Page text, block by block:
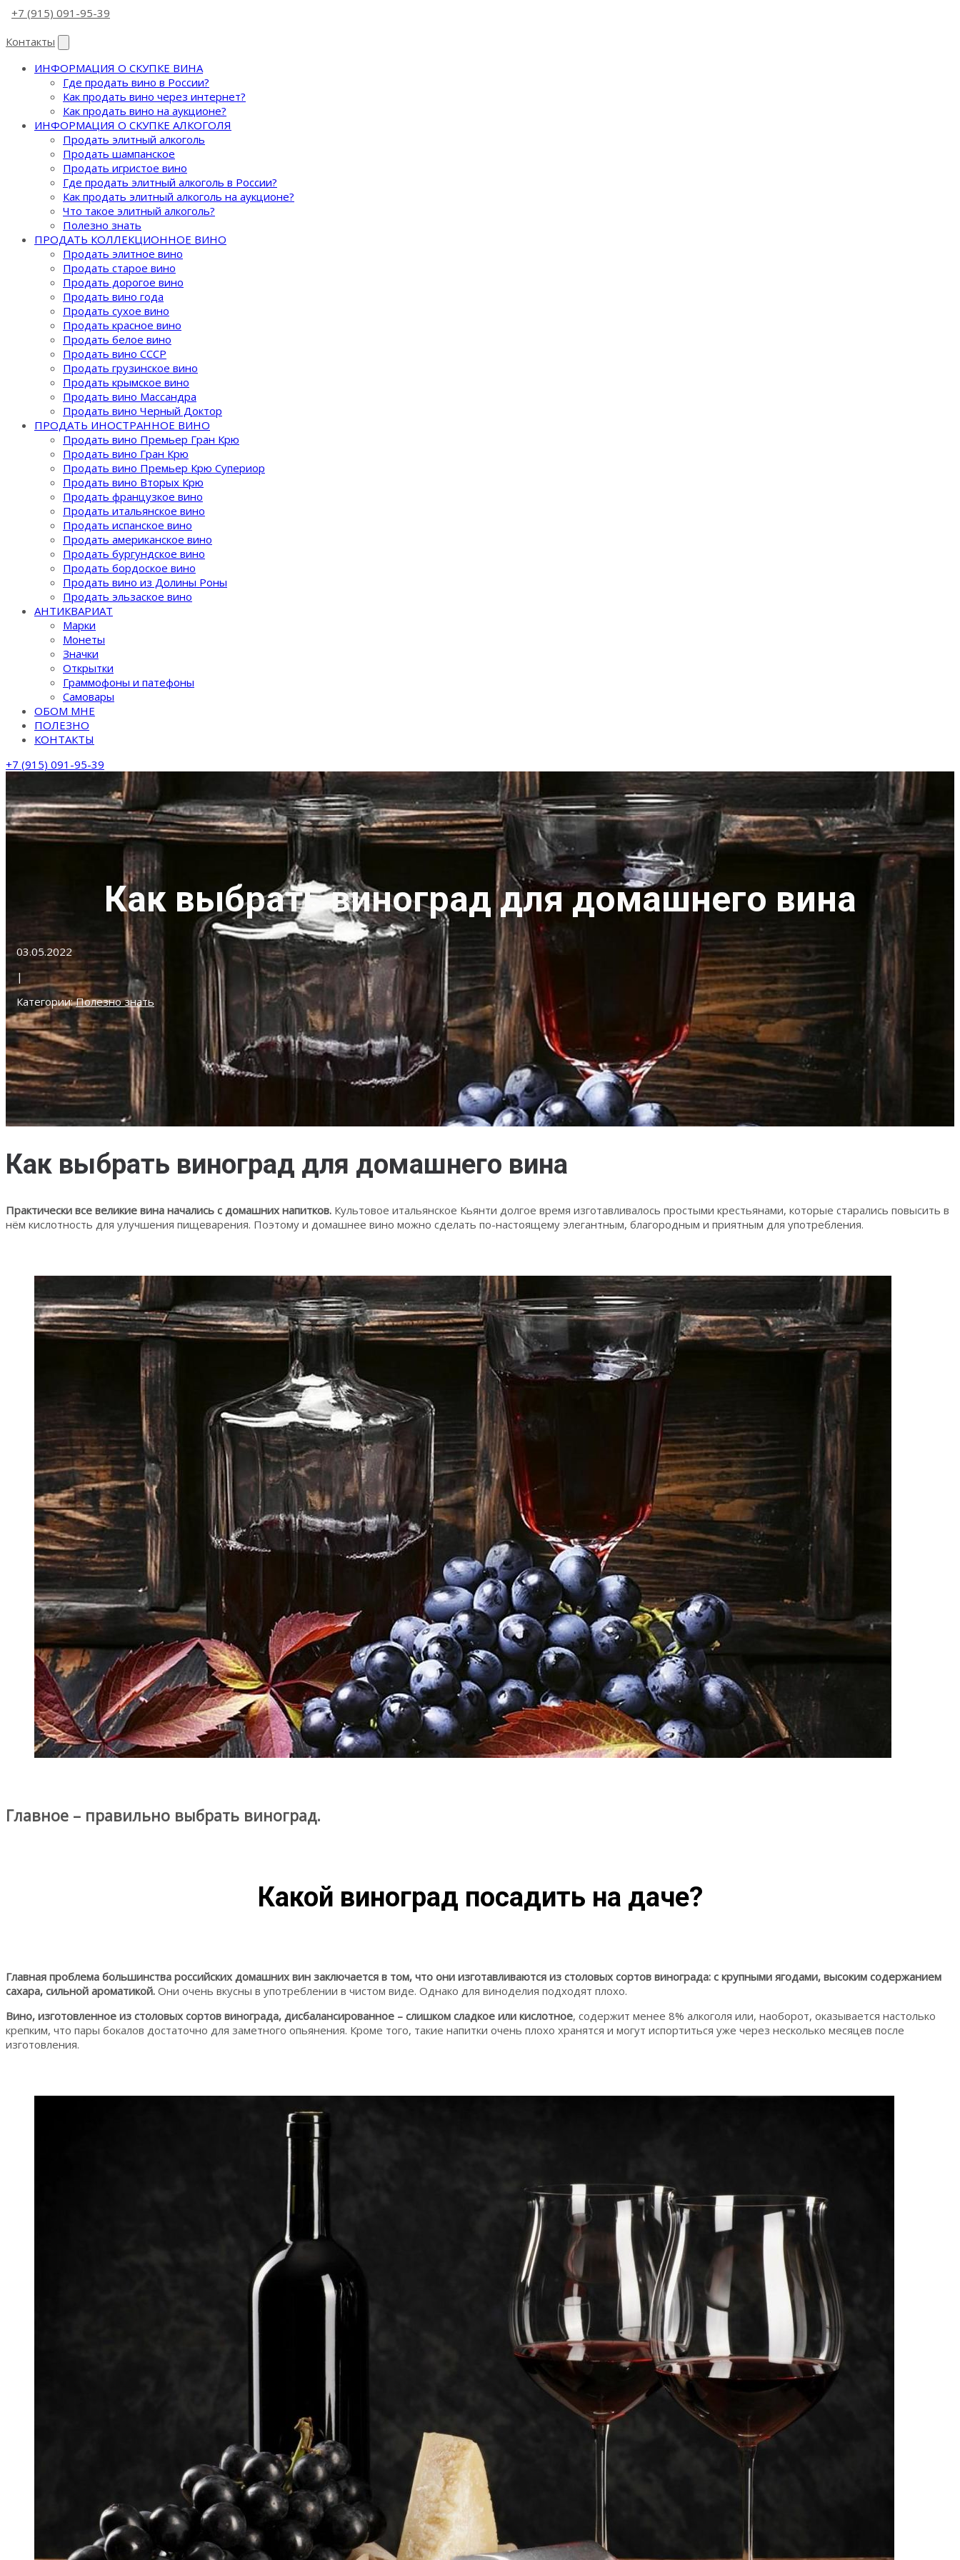
+7 (915) 091-95-39
Контакты
ИНФОРМАЦИЯ О СКУПКЕ ВИНА
Где продать вино в России?
Как продать вино через интернет?
Как продать вино на аукционе?
ИНФОРМАЦИЯ О СКУПКЕ АЛКОГОЛЯ
Продать элитный алкоголь
Продать шампанское
Продать игристое вино
Где продать элитный алкоголь в России?
Как продать элитный алкоголь на аукционе?
Что такое элитный алкоголь?
Полезно знать
ПРОДАТЬ КОЛЛЕКЦИОННОЕ ВИНО
Продать элитное вино
Продать старое вино
Продать дорогое вино
Продать вино года
Продать сухое вино
Продать красное вино
Продать белое вино
Продать вино СССР
Продать грузинское вино
Продать крымское вино
Продать вино Массандра
Продать вино Черный Доктор
ПРОДАТЬ ИНОСТРАННОЕ ВИНО
Продать вино Премьер Гран Крю
Продать вино Гран Крю
Продать вино Премьер Крю Супериор
Продать вино Вторых Крю
Продать французкое вино
Продать итальянское вино
Продать испанское вино
Продать американское вино
Продать бургундское вино
Продать бордоское вино
Продать вино из Долины Роны
Продать эльзаское вино
АНТИКВАРИАТ
Марки
Монеты
Значки
Открытки
Граммофоны и патефоны
Самовары
ОБОМ МНЕ
ПОЛЕЗНО
КОНТАКТЫ
+7 (915) 091-95-39
Как выбрать виноград для домашнего вина
03.05.2022
|
Категории:Полезно знать
Как выбрать виноград для домашнего вина
Практически все великие вина начались с домашних напитков. Культовое итальянское Кьянти долгое время изготавливалось простыми крестьянами, которые старались повысить в
нём кислотность для улучшения пищеварения. Поэтому и домашнее вино можно сделать по-настоящему элегантным, благородным и приятным для употребления.
Главное – правильно выбрать виноград.
Какой виноград посадить на даче?
Главная проблема большинства российских домашних вин заключается в том, что они изготавливаются из столовых сортов винограда: с крупными ягодами, высоким содержанием
сахара, сильной ароматикой. Они очень вкусны в употреблении в чистом виде. Однако для виноделия подходят плохо.
Вино, изготовленное из столовых сортов винограда, дисбалансированное – слишком сладкое или кислотное, содержит менее 8% алкоголя или, наоборот, оказывается настолько
крепким, что пары бокалов достаточно для заметного опьянения. Кроме того, такие напитки очень плохо хранятся и могут испортиться уже через несколько месяцев после
изготовления.